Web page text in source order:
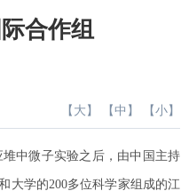
合作组
【 大 】 【中 】 【小】
堆中微子实验之后，由中国主持
大学的200多位科学家组成的江